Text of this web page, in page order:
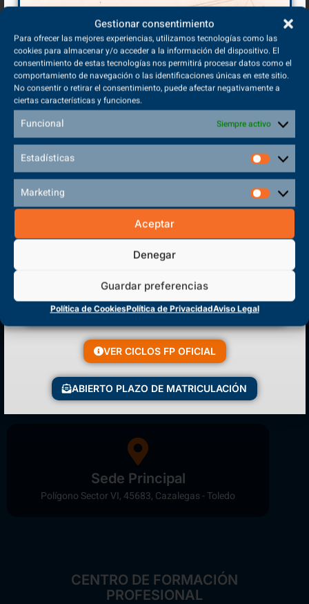
Gestionar consentimiento
Para ofrecer las mejores experiencias, utilizamos tecnologías como las
cookies para almacenar y/o acceder a la información del dispositivo. El
consentimiento de estas tecnologías nos permitirá procesar datos como el
comportamiento de navegación o las identificaciones únicas en este sitio.
No consentir o retirar el consentimiento, puede afectar negativamente a
ciertas características y funciones.
Funcional Siempre activo
Estadísticas
Marketing
Aceptar
Denegar
Guardar preferencias
Política de CookiesPolítica de PrivacidadAviso Legal
Volver a inicio
(+34) 925 68 38 67
Teléfono de Contacto
Matriculación Abierta
¡Reserva tu plaza ahora!
Sede Principal
Polígono Sector VI, 45683, Cazalegas - Toledo
CENTRO DE FORMACIÓN
PROFESIONAL
VER CICLOS FP OFICIAL
ABIERTO PLAZO DE MATRICULACIÓN